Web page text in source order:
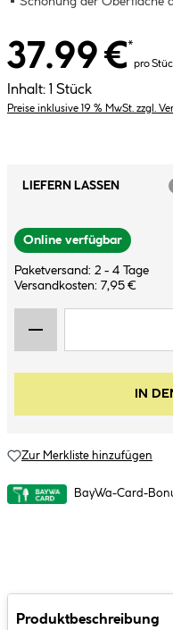
37.99 €*
pro
Inhalt: 1 Stück
Preise inklusive 19 % MwSt. zzgl.
LIEFERN LASSEN
Online verfügbar
Paketversand: 2 - 4 Tage
Versandkosten: 7,95 €
IN
Zur Merkliste hinzufügen
BayWa-Card-
Produktbeschreibung